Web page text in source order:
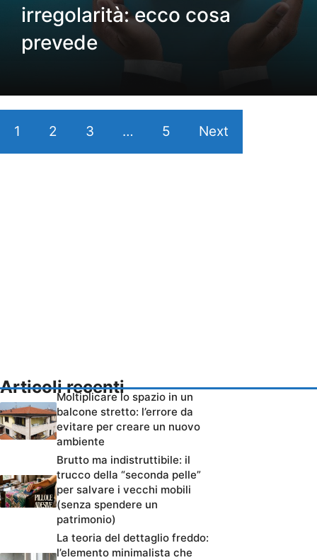
irregolarità: ecco cosa
prevede
1 2 3 … 5 Next
Articoli recenti
Moltiplicare lo spazio in un
balcone stretto: l’errore da
evitare per creare un nuovo
ambiente
Brutto ma indistruttibile: il
trucco della “seconda pelle”
per salvare i vecchi mobili
(senza spendere un
patrimonio)
La teoria del dettaglio freddo:
l’elemento minimalista che